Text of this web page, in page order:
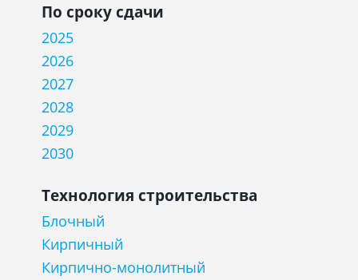
По сроку сдачи
2025
2026
2027
2028
2029
2030
Технология строительства
Блочный
Кирпичный
Кирпично-монолитный